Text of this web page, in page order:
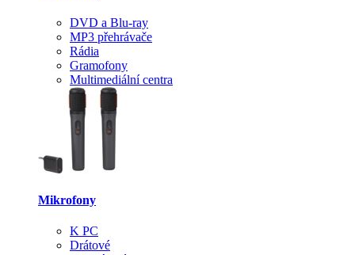
DVD a Blu-ray
MP3 přehrávače
Rádia
Gramofony
Multimediální centra
Mikrofony
K PC
Drátové